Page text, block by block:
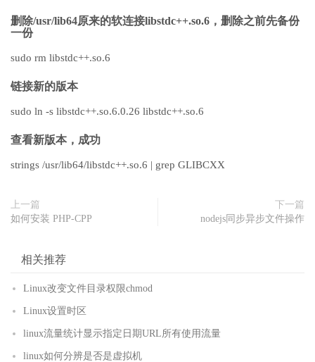
删除/usr/lib64原来的软连接libstdc++.so.6，删除之前先备份
一份
sudo rm libstdc++.so.6
链接新的版本
sudo ln -s libstdc++.so.6.0.26 libstdc++.so.6
查看新版本，成功
strings /usr/lib64/libstdc++.so.6 | grep GLIBCXX
上一篇
如何安装 PHP-CPP
下一篇
nodejs同步异步文件操作
相关推荐
Linux改变文件目录权限chmod
Linux设置时区
linux流量统计显示指定日期URL所有使用流量
linux如何分辨是否是虚拟机